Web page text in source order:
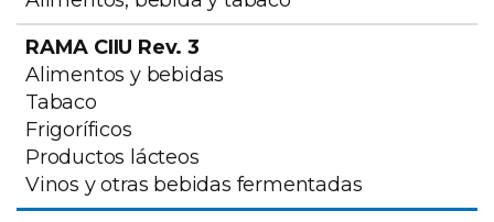
Alimentos y bebidas
Tabaco
Frigoríficos
Productos lácteos
Vinos y otras bebidas fermentadas